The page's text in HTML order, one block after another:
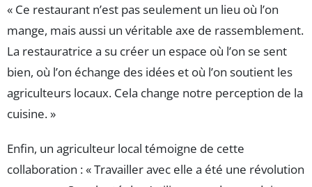
« Ce restaurant n’est pas seulement un lieu où l’on
mange, mais aussi un véritable axe de rassemblement.
La restauratrice a su créer un espace où l’on se sent
bien, où l’on échange des idées et où l’on soutient les
agriculteurs locaux. Cela change notre perception de la
cuisine. »
Enfin, un agriculteur local témoigne de cette
collaboration : « Travailler avec elle a été une révolution